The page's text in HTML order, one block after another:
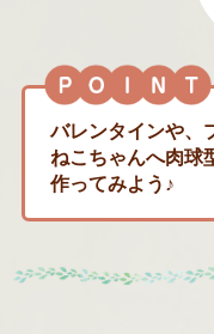
バレンタインや、
ねこちゃんへ肉球
作ってみよう♪